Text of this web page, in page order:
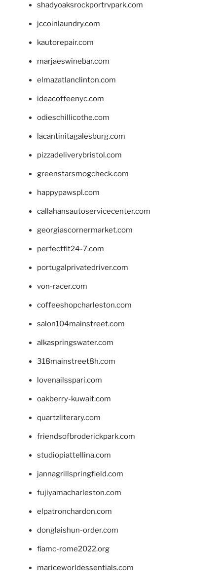
shadyoaksrockportrvpark.com
jccoinlaundry.com
kautorepair.com
marjaeswinebar.com
elmazatlanclinton.com
ideacoffeenyc.com
odieschillicothe.com
lacantinitagalesburg.com
pizzadeliverybristol.com
greenstarsmogcheck.com
happypawspl.com
callahansautoservicecenter.com
georgiascornermarket.com
perfectfit24-7.com
portugalprivatedriver.com
von-racer.com
coffeeshopcharleston.com
salon104mainstreet.com
alkaspringswater.com
318mainstreet8h.com
lovenailsspari.com
oakberry-kuwait.com
quartzliterary.com
friendsofbroderickpark.com
studiopiattellina.com
jannagrillspringfield.com
fujiyamacharleston.com
elpatronchardon.com
donglaishun-order.com
fiamc-rome2022.org
mariceworldessentials.com